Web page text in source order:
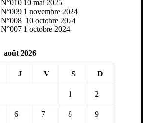
10 mai 2025
1 novembre 2024
10 octobre 2024
1 octobre 2024
août 2026
J V S D
1 2
6 7 8 9